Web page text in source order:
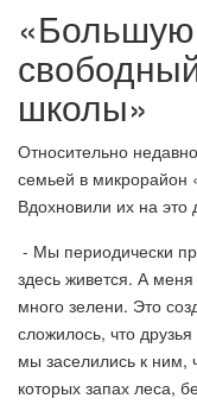
«Большую
школы»
Относительно
семьей в
Вдохновили их на это
- Мы периодически
здесь живется. А меня
много зелени. Это
сложилось, что
мы заселились к ним,
которых запах леса,